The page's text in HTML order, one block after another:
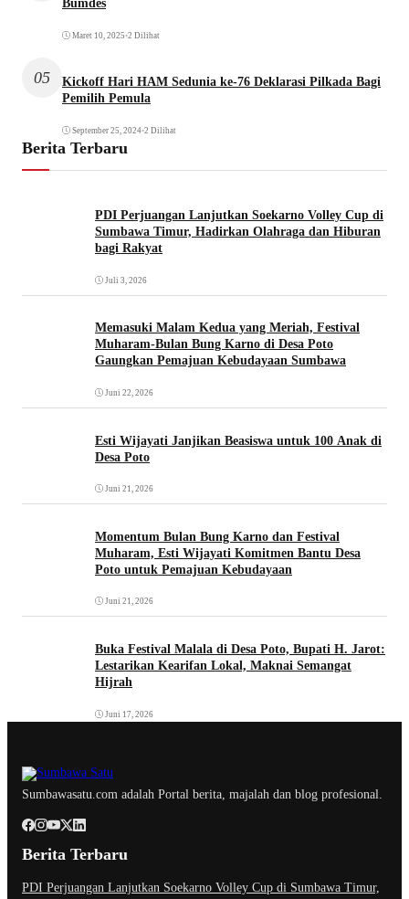
Bumdes
Maret 10, 2025 •2 Dilihat
05
Kickoff Hari HAM Sedunia ke-76 Deklarasi Pilkada Bagi
Pemilih Pemula
September 25, 2024•2 Dilihat
Berita Terbaru
PDI Perjuangan Lanjutkan Soekarno Volley Cup di
Sumbawa Timur, Hadirkan Olahraga dan Hiburan
bagi Rakyat
Juli 3, 2026
Memasuki Malam Kedua yang Meriah, Festival
Muharam-Bulan Bung Karno di Desa Poto
Gaungkan Pemajuan Kebudayaan Sumbawa
Juni 22, 2026
Esti Wijayati Janjikan Beasiswa untuk 100 Anak di
Desa Poto
Juni 21, 2026
Momentum Bulan Bung Karno dan Festival
Muharam, Esti Wijayati Komitmen Bantu Desa
Poto untuk Pemajuan Kebudayaan
Juni 21, 2026
Buka Festival Malala di Desa Poto, Bupati H. Jarot:
Lestarikan Kearifan Lokal, Maknai Semangat
Hijrah
Juni 17, 2026
Sumbawasatu.com adalah Portal berita, majalah dan blog profesional.
Berita Terbaru
PDI Perjuangan Lanjutkan Soekarno Volley Cup di Sumbawa Timur,